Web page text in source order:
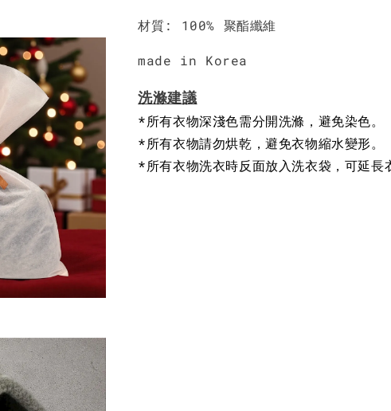
材質: 100% 聚酯纖維
made in Korea
洗滌建議
*所有衣物深淺色需分開洗滌，避免染色。
*所有衣物請勿烘乾，避免衣物縮水變形。
*所有衣物洗衣時反面放入洗衣袋，可延長